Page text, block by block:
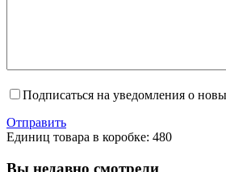
Подписаться на уведомления о
Отправить
Единиц товара в коробке: 480
Вы недавно смотрели